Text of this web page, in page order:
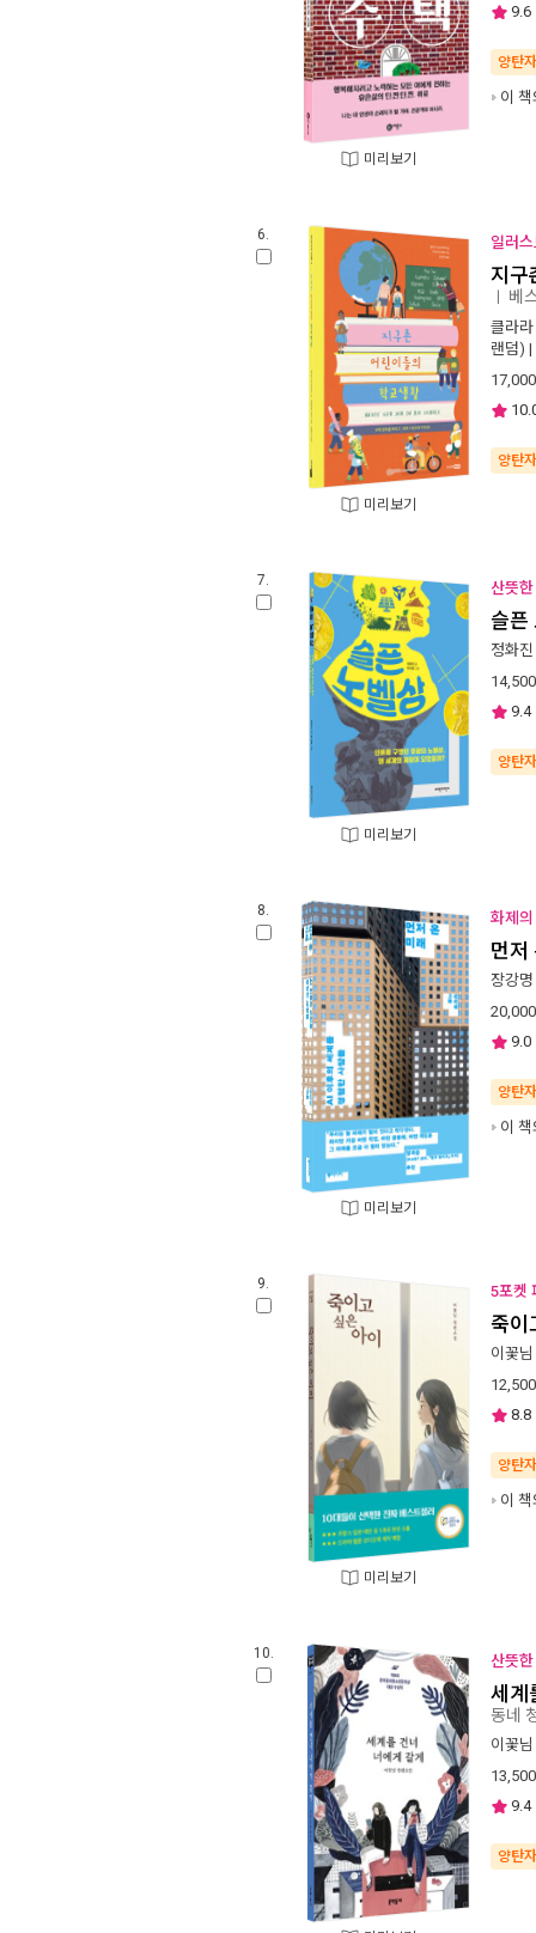
미리보기
9.6
양탄
이
6.
미리보기
일러
지구
ㅣ 베
클라
랜덤) |
17,000
양탄
7.
미리보기
산뜻
슬픈
정화진
14,500
9.4
양탄
8.
미리보기
화제
먼저
장강명
20,000
9.0
양탄
이
9.
미리보기
5포켓
죽이
이꽃님
12,500
8.8
양탄
이
10. 산뜻
세계
동네
이꽃님
13,500
9.4
양탄